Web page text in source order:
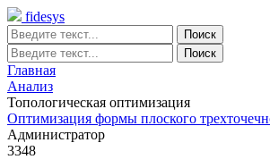
fidesys
Главная
Анализ
Топологическая оптимизация
Оптимизация формы плоского
Администратор
3348